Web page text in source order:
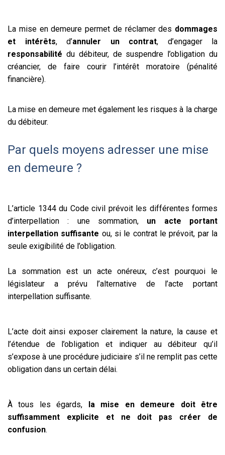
La mise en demeure permet de réclamer des dommages
et intérêts, d’annuler un contrat, d’engager la
responsabilité du débiteur, de suspendre l’obligation du
créancier, de faire courir l’intérêt moratoire (pénalité
financière).
La mise en demeure met également les risques à la charge
du débiteur.
Par quels moyens adresser une mise
en demeure ?
L’article 1344 du Code civil prévoit les différentes formes
d’interpellation : une sommation, un acte portant
interpellation suffisante ou, si le contrat le prévoit, par la
seule exigibilité de l’obligation.
La sommation est un acte onéreux, c’est pourquoi le
législateur a prévu l’alternative de l’acte portant
interpellation suffisante.
L’acte doit ainsi exposer clairement la nature, la cause et
l’étendue de l’obligation et indiquer au débiteur qu’il
s’expose à une procédure judiciaire s’il ne remplit pas cette
obligation dans un certain délai.
À tous les égards, la mise en demeure doit être
suffisamment explicite et ne doit pas créer de
confusion.